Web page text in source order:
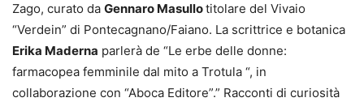
Zago, curato da Gennaro Masullotitolare del Vivaio
“Verdein” di Pontecagnano/Faiano. La scrittrice e botanica
Erika Maderna parlerà de “Le erbe delle donne:
farmacopea femminile dal mito a Trotula “, in
collaborazione con “Aboca Editore”.” Racconti di curiosità